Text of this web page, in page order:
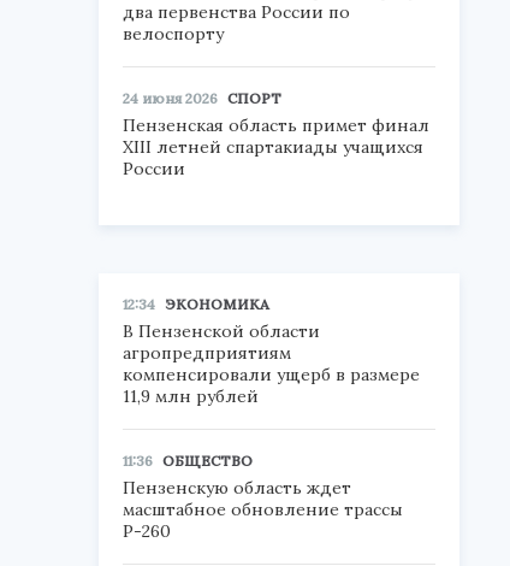
два первенства России по
велоспорту
24 июня 2026 СПОРТ
Пензенская область примет финал
XIII летней спартакиады учащихся
России
12:34 ЭКОНОМИКА
В Пензенской области
агропредприятиям
компенсировали ущерб в размере
11,9 млн рублей
11:36 ОБЩЕСТВО
Пензенскую область ждет
масштабное обновление трассы
Р-260